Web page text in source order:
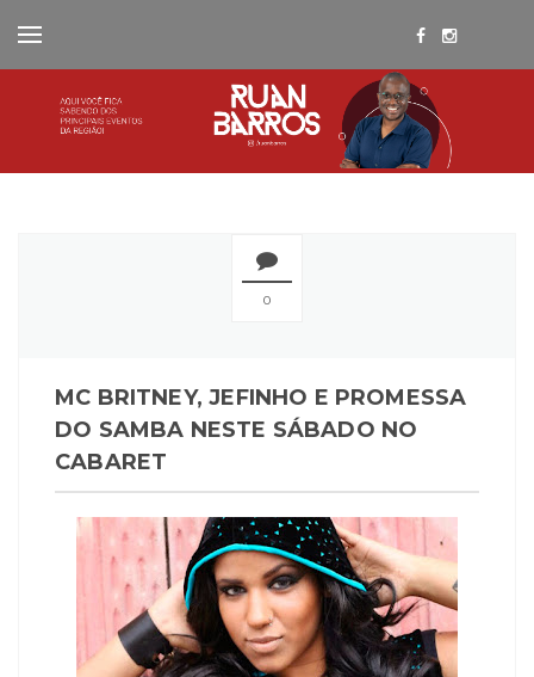
0
MC BRITNEY, JEFINHO E PROMESSA
DO SAMBA NESTE SÁBADO NO
CABARET